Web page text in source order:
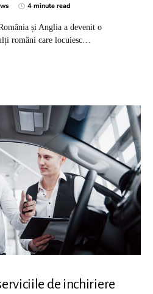
4 minute read
și Anglia a devenit o
români care locuiesc…
de inchiriere